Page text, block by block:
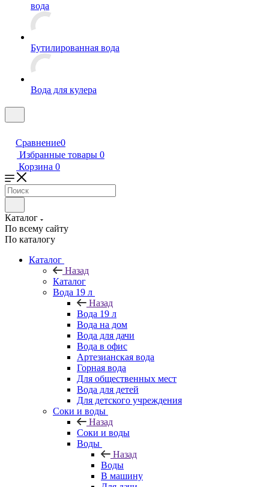
вода
Бутилированная вода
Вода для кулера
Сравнение0
Избранные товары 0
Корзина 0
Каталог
По всему сайту
По каталогу
Каталог
Назад
Каталог
Вода 19 л
Назад
Вода 19 л
Вода на дом
Вода для дачи
Вода в офис
Артезианская вода
Горная вода
Для общественных мест
Вода для детей
Для детского учреждения
Соки и воды
Назад
Соки и воды
Воды
Назад
Воды
В машину